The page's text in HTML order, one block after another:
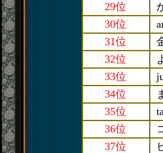
29位
30位
31位
32位
33位
34位
35位
36位
37位